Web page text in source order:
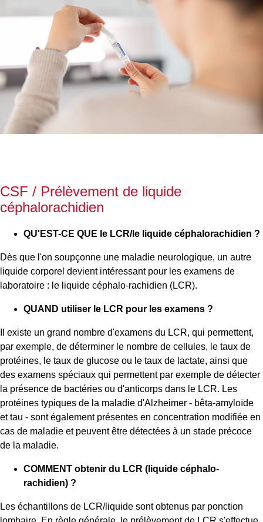
CSF / Prélèvement de liquide
céphalorachidien
QU'EST-CE QUE le LCR/le liquide céphalorachidien ?
Dès que l'on soupçonne une maladie neurologique, un autre
liquide corporel devient intéressant pour les examens de
laboratoire : le liquide céphalo-rachidien (LCR).
QUAND utiliser le LCR pour les examens ?
Il existe un grand nombre d'examens du LCR, qui permettent,
par exemple, de déterminer le nombre de cellules, le taux de
protéines, le taux de glucose ou le taux de lactate, ainsi que
des examens spéciaux qui permettent par exemple de détecter
la présence de bactéries ou d'anticorps dans le LCR. Les
protéines typiques de la maladie d'Alzheimer - bêta-amyloïde
et tau - sont également présentes en concentration modifiée en
cas de maladie et peuvent être détectées à un stade précoce
de la maladie.
COMMENT obtenir du LCR (liquide céphalo-
rachidien) ?
Les échantillons de LCR/liquide sont obtenus par ponction